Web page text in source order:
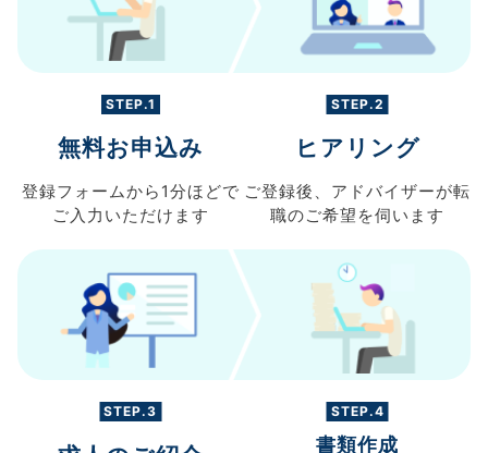
STEP.1
無料お申込み
登録フォームから 1分ほどで
ご入力 いただけます
STEP.2
ヒアリング
ご登録後、 アドバイザーが転
職のご希望を伺います
STEP.3 STEP.4
書類作成